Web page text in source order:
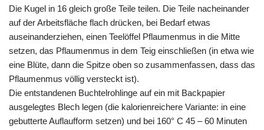
Die Kugel in 16 gleich große Teile teilen. Die Teile nacheinander
auf der Arbeitsfläche flach drücken, bei Bedarf etwas
auseinanderziehen, einen Teelöffel Pflaumenmus in die Mitte
setzen, das Pflaumenmus in dem Teig einschließen (in etwa wie
eine Blüte, dann die Spitze oben so zusammenfassen, dass das
Pflaumenmus völlig versteckt ist).
Die entstandenen Buchtelrohlinge auf ein mit Backpapier
ausgelegtes Blech legen (die kalorienreichere Variante: in eine
gebutterte Auflaufform setzen) und bei 160° C 45 – 60 Minuten